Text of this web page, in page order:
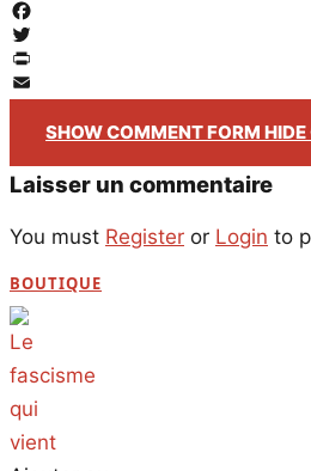
Facebook
Twitter
PrintFriendly
Email
SHOW COMMENT FORM
Laisser un commentaire
You must Register or Login to
BOUTIQUE